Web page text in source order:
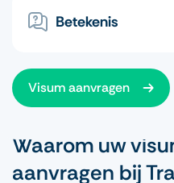
Betekenis
Visum aanvragen
Waarom uw
aanvragen bij